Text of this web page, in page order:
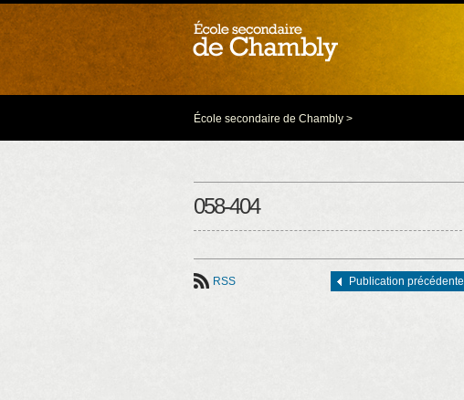
École secondaire de Chambly >
058-404
RSS Publication précédente